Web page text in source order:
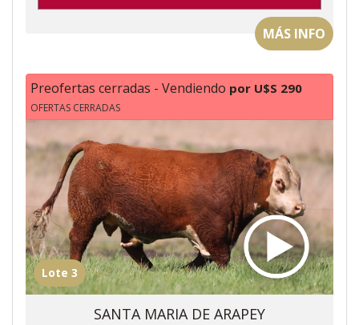
MÁS INFO
Preofertas cerradas - Vendiendo por U$S 290
OFERTAS CERRADAS
Lote 3
SANTA MARIA DE ARAPEY